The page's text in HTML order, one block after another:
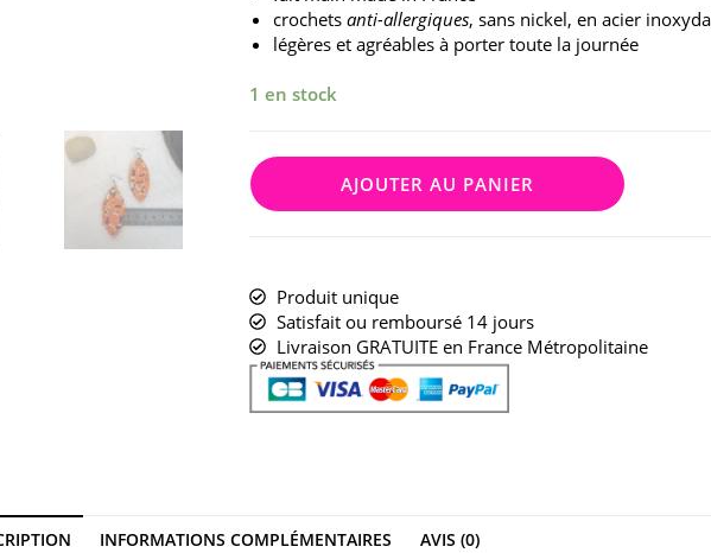
crochets anti-allergiques, sans nickel, en acier
légères et agréables à porter toute la journée
1 en stock
AJOUTER AU PANIER
Produit unique
Satisfait ou remboursé 14 jours
Livraison GRATUITE en France Métropolitaine
INFORMATIONS COMPLÉMENTAIRES AVIS (0)